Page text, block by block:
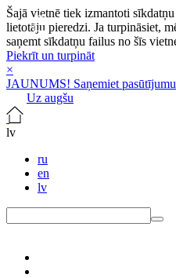
Šajā vietnē tiek izmantoti
lietotāju pieredzi. Ja turpināsiet,
saņemt sīkdatņu failus no šīs
Piekrīt un turpināt
×
JAUNUMS! Saņemiet
Uz augšu
lv
ru
en
lv